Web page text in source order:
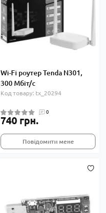
Wi-Fi роутер Tenda N301,
300 Мбіт/с
Код товару: tx_20294
0
740 грн.
Повідомити мене